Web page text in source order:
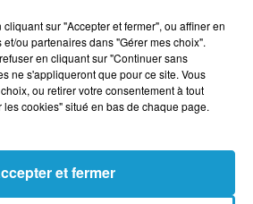
de Louise Le Guellec pour RMN,
ainsi que l'actualité de l'artiste.
sur "Accepter et fermer", ou affiner en
ou partenaires dans "Gérer mes choix".
en cliquant sur "Continuer sans
ne s'appliqueront que pour ce site. Vous
ou retirer votre consentement à tout
cookies" situé en bas de chaque page.
et fermer